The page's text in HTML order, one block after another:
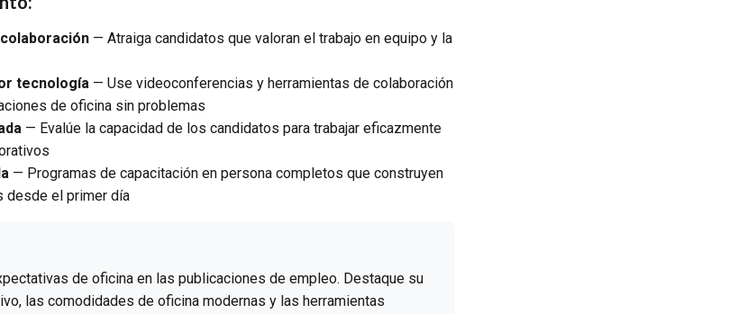
— Atraiga candidatos que valoran el trabajo en equipo y la
tecnología — Use videoconferencias y herramientas de colaboración
de oficina sin problemas
— Evalúe la capacidad de los candidatos para trabajar eficazmente
— Programas de capacitación en persona completos que construyen
desde el primer día
de oficina en las publicaciones de empleo. Destaque su
las comodidades de oficina modernas y las herramientas